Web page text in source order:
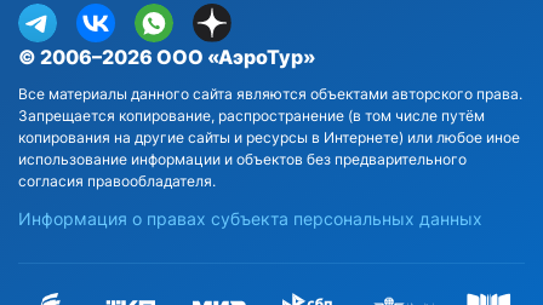
© 2006–2026 ООО «АэроТур»
Все материалы данного сайта являются объектами авторского права.
Запрещается копирование, распространение (в том числе путём
копирования на другие сайты и ресурсы в Интернете) или любое иное
использование информации и объектов без предварительного
согласия правообладателя.
Информация о правах субъекта персональных данных